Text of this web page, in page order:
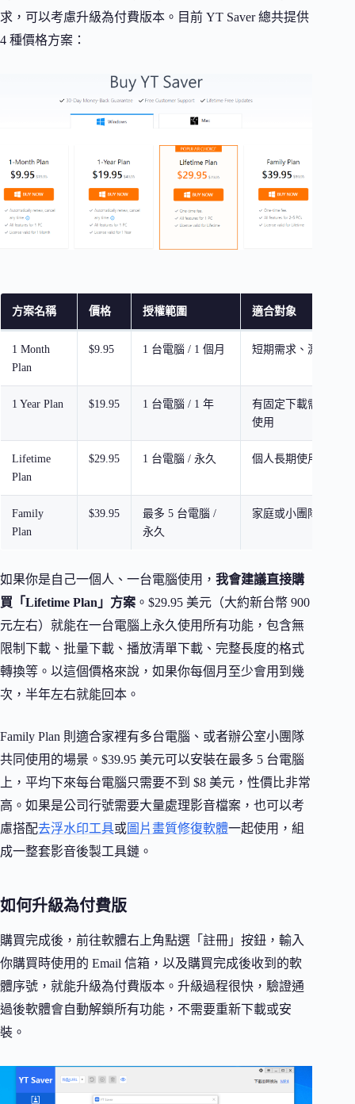
求，可以考慮升級為付費版本。目前 YT Saver 總共提供
4 種價格方案：
方案名稱 價格 授權範圍 適合對象
1 Month
Plan
$9.95 1 台電腦 / 1 個月 短期需求、測試完整
1 Year Plan $19.95 1 台電腦 / 1 年
有固定下載需求但不
使用
Lifetime
Plan
$29.95 1 台電腦 / 永久 個人長期使用（最推
Family
Plan
$39.95
最多 5 台電腦 /
永久
家庭或小團隊多人使
如果你是自己一個人、一台電腦使用， 我會建議直接購
買「Lifetime Plan」方案 。$29.95 美元（大約新台幣 900
元左右）就能在一台電腦上永久使用所有功能，包含無
限制下載、批量下載、播放清單下載、完整長度的格式
轉換等。以這個價格來說，如果你每個月至少會用到幾
次，半年左右就能回本。
Family Plan 則適合家裡有多台電腦、或者辦公室小團隊
共同使用的場景。$39.95 美元可以安裝在最多 5 台電腦
上，平均下來每台電腦只需要不到 $8 美元，性價比非常
高。如果是公司行號需要大量處理影音檔案，也可以考
慮搭配去浮水印工具或圖片畫質修復軟體一起使用，組
成一整套影音後製工具鏈。
如何升級為付費版
購買完成後，前往軟體右上角點選「註冊」按鈕，輸入
你購買時使用的 Email 信箱，以及購買完成後收到的軟
體序號，就能升級為付費版本。升級過程很快，驗證通
過後軟體會自動解鎖所有功能，不需要重新下載或安
裝。